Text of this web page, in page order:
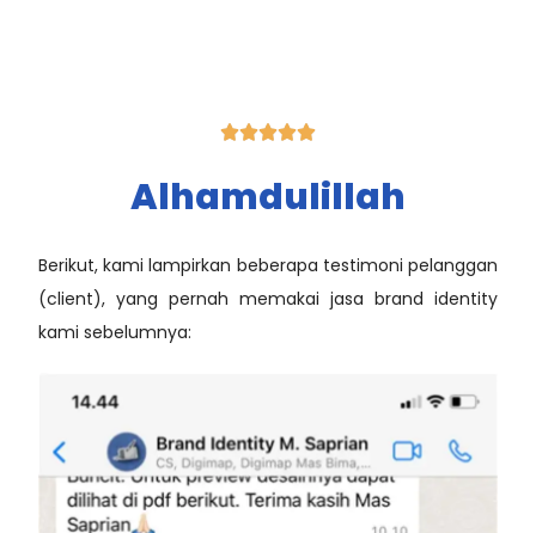

Alhamdulillah
Berikut, kami lampirkan beberapa testimoni pelanggan
(client), yang pernah memakai jasa brand identity
kami sebelumnya: